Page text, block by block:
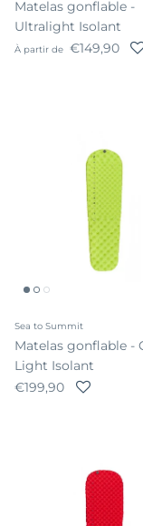
Matelas gonflable -
Ultralight Isolant
Prix habituel
À partir de €149,90
Sea to Summit
Matelas gonflable -
Light Isolant
Prix habituel
€199,90